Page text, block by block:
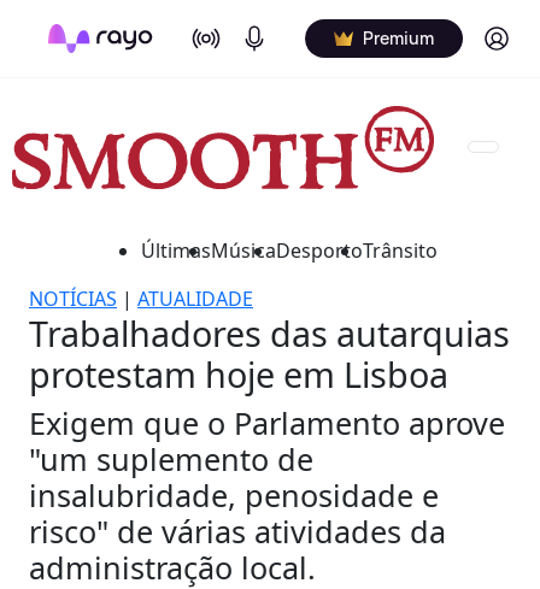
On Air Podcasts Premium Log in
ÚltimasMúsicaDesportoTrânsito
NOTÍCIAS | ATUALIDADE
Trabalhadores das autarquias
protestam hoje em Lisboa
Exigem que o Parlamento aprove
"um suplemento de
insalubridade, penosidade e
risco" de várias atividades da
administração local.